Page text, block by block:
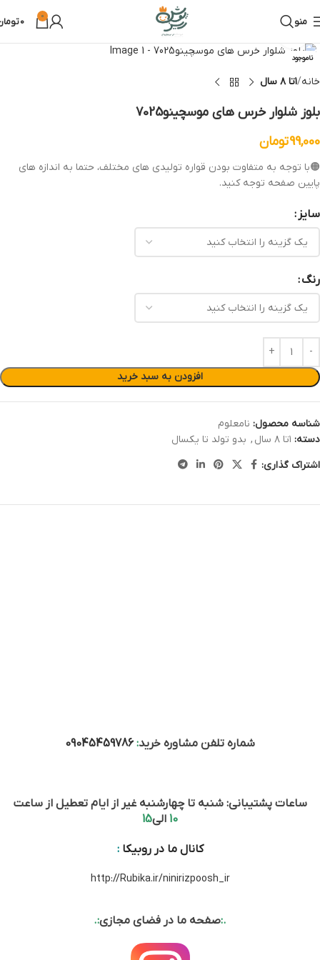
منو 0
0
ناموجود
خانه ۱تا ۸ سال
بلوز شلوار خرس های موسچینو7025
99,000تومان
🟠با توجه به متفاوت بودن قواره تولیدی های مختلف، حتما به اندازه های
پایین صفحه توجه کنید.
سایز
رنگ
افزودن به سبد خرید
شناسه محصول: نامعلوم
دسته: ۱تا ۸ سال , بدو تولد تا یکسال
اشتراک گذاری:
شماره تلفن مشاوره خرید:
09045459786
ساعات پشتیبانی: شنبه تا چهارشنبه غیر از ایام تعطیل از ساعت
10 الی15
کانال ما در روبیکا:
http://Rubika.ir/ninirizpoosh_ir
.:صفحه ما در فضای مجازی:.